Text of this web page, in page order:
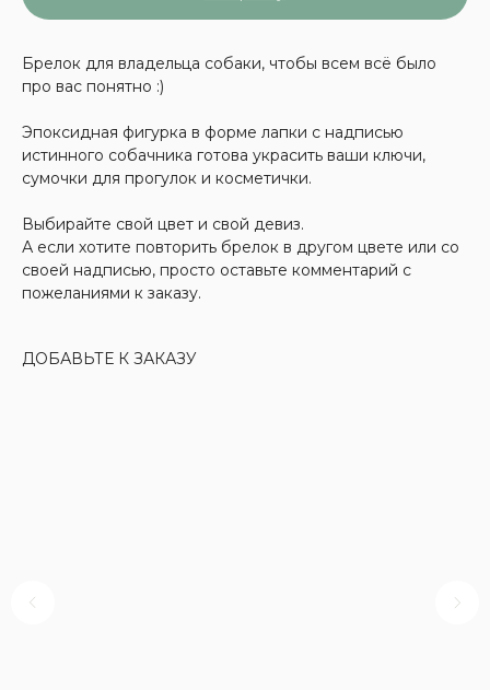
Брелок для владельца собаки, чтобы всем всё было
про вас понятно :)
Эпоксидная фигурка в форме лапки с надписью
истинного собачника готова украсить ваши ключи,
сумочки для прогулок и косметички.
Выбирайте свой цвет и свой девиз.
А если хотите повторить брелок в другом цвете или со
своей надписью, просто оставьте комментарий с
пожеланиями к заказу.
ДОБАВЬТЕ К ЗАКАЗУ